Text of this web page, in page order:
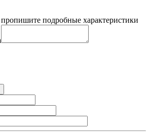
подробные характеристики